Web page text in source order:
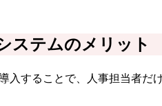
ステムのメリット
入することで、人事担当者だ